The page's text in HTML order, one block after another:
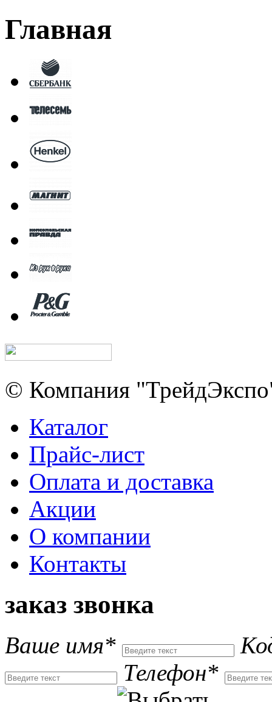
Главная
© Компания
Каталог
Прайс-лист
Оплата и доставка
Акции
О компании
Контакты
заказ звонка
Ваше имя*
Телефон*